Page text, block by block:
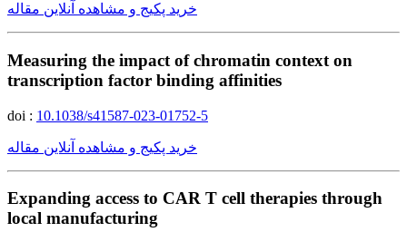
خرید پکیج و مشاهده آنلاین مقاله
Measuring the impact of chromatin context on
transcription factor binding affinities
doi : 10.1038/s41587-023-01752-5
خرید پکیج و مشاهده آنلاین مقاله
Expanding access to CAR T cell therapies through
local manufacturing